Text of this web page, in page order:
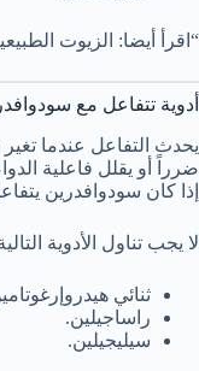
“اقرأ أيضا: الزيوت
أدوية تتفاعل مع
يحدث التفاعل عندما
ضرراً أو يقلل فاعلية
إذا كان سودوافدرين
لا يجب تناول الأدوية
ثنائي
راساجيلين.
سيليجيلين.